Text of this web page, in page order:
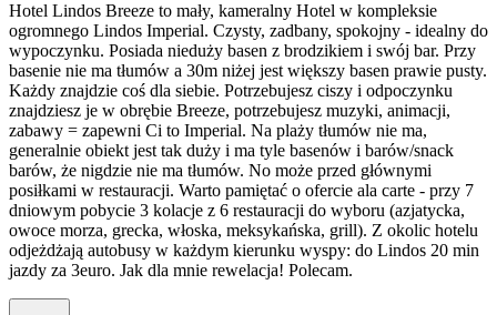
Hotel Lindos Breeze to mały, kameralny Hotel w kompleksie
ogromnego Lindos Imperial. Czysty, zadbany, spokojny - idealny do
wypoczynku. Posiada nieduży basen z brodzikiem i swój bar. Przy
basenie nie ma tłumów a 30m niżej jest większy basen prawie pusty.
Każdy znajdzie coś dla siebie. Potrzebujesz ciszy i odpoczynku
znajdziesz je w obrębie Breeze, potrzebujesz muzyki, animacji,
zabawy = zapewni Ci to Imperial. Na plaży tłumów nie ma,
generalnie obiekt jest tak duży i ma tyle basenów i barów/snack
barów, że nigdzie nie ma tłumów. No może przed głównymi
posiłkami w restauracji. Warto pamiętać o ofercie ala carte - przy 7
dniowym pobycie 3 kolacje z 6 restauracji do wyboru (azjatycka,
owoce morza, grecka, włoska, meksykańska, grill). Z okolic hotelu
odjeżdżają autobusy w każdym kierunku wyspy: do Lindos 20 min
jazdy za 3euro. Jak dla mnie rewelacja! Polecam.